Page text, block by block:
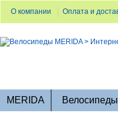
О компании Оплата и
MERIDA